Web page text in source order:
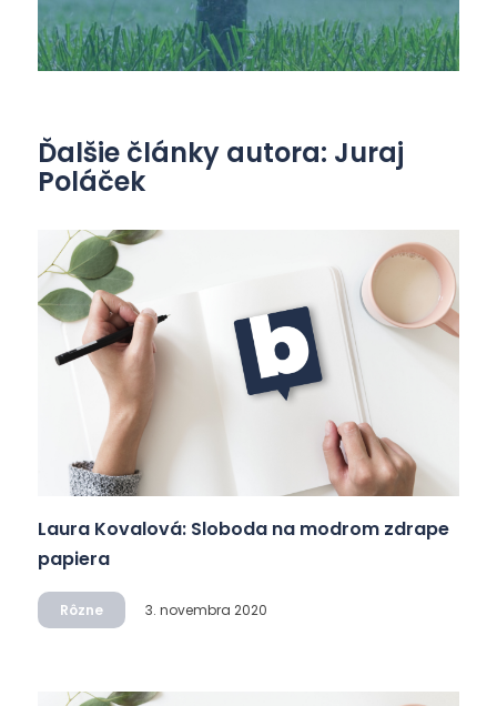
Ďalšie články autora: Juraj
Poláček
Laura Kovalová: Sloboda na modrom zdrape
papiera
Rôzne 3. novembra 2020